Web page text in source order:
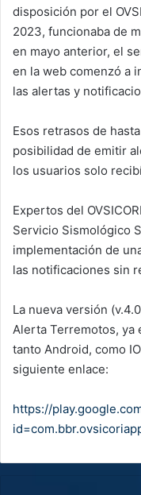
disposición por el
2023, funcionaba de
en mayo anterior, el
en la web comenzó a
las alertas y
Esos retrasos de
posibilidad de emitir
los usuarios solo
Expertos del
Servicio Sismológico
implementación de
las notificaciones sin
La nueva versión
Alerta Terremotos, ya
tanto Android, como
siguiente enlace:
https://